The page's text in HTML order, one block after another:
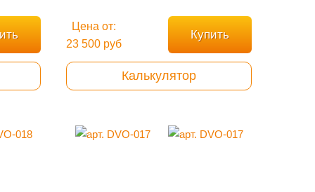
Цена от:
23 500 руб
Купить
Калькулятор